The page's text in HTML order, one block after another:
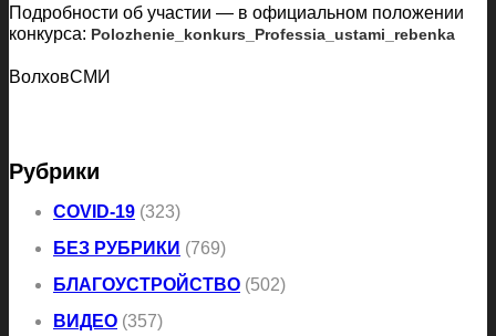
Подробности об участии — в официальном положении
конкурса: Polozhenie_konkurs_Professia_ustami_rebenka
ВолховСМИ
Рубрики
COVID-19 (323)
БЕЗ РУБРИКИ (769)
БЛАГОУСТРОЙСТВО (502)
ВИДЕО (357)